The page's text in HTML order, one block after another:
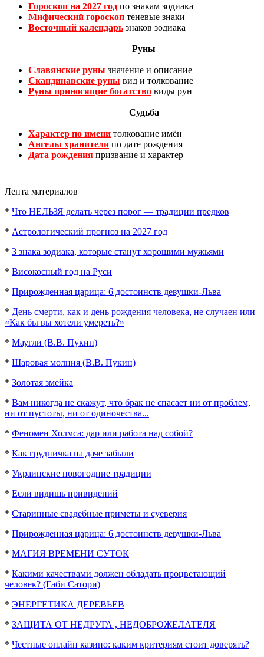
Гороскоп на 2027 год по знакам зодиака
Мифический гороскоп теневые знаки
Восточный календарь знаков зодиака
Руны
Славянские руны значение и описание
Скандинавские руны вид и толкование
Руны приносящие богатство виды рун
Судьба
Характер по имени толкование имён
Ангелы хранители по дате рождения
Дата рождения призвание и характер
Лента материалов
* Что НЕЛЬЗЯ делать через порог — традиции предков
* Астрологический прогноз на 2027 год
* 3 знака зодиака, которые станут хорошими мужьями
* Високосный год на Руси
* Прирожденная царица: 6 достоинств девушки-Льва
* День смерти, как и день рождения человека, не случаен или
«Как бы вы хотели умереть?»
* Маугли (В.В. Пукин)
* Шаровая молния (В.В. Пукин)
* Золотая змейка
* Вам никогда не скажут, что брак не спасает ни от проблем,
ни от пустоты, ни от одиночества...
* Феномен Холмса: дар или работа над собой?
* Как грудничка на даче забыли
* Украинские новогодние традиции
* Если видишь привидений
* Старинные свадебные приметы и суеверия
* Прирожденная царица: 6 достоинств девушки-Льва
* МАГИЯ ВРЕМЕНИ СУТОК
* Какими качествами должен обладать процветающий
человек? (Габи Сатори)
* ЭНЕРГЕТИКА ДЕРЕВЬЕВ
* ЗАЩИТА ОТ НЕДРУГА , НЕДОБРОЖЕЛАТЕЛЯ
* Честные онлайн казино: каким критериям стоит доверять?